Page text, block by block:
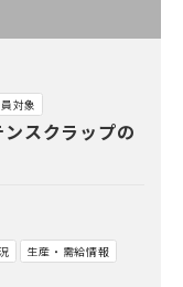
対象
スクラップの
生産・需給情報